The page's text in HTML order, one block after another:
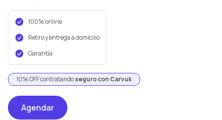
100% online
Retiro y entrega a domicilio
Garantía
10% OFF contratandoseguro con Carvuk
Agendar